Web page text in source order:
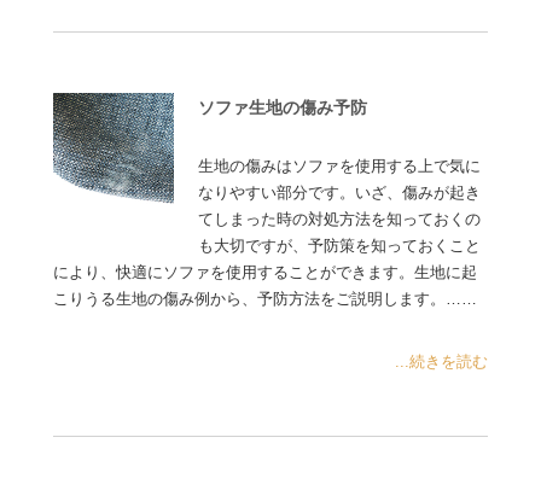
ソファ生地の傷み予防
生地の傷みはソファを使用する上で気に
なりやすい部分です。いざ、傷みが起き
てしまった時の対処方法を知っておくの
も大切ですが、予防策を知っておくこと
により、快適にソファを使用することができます。生地に起
こりうる生地の傷み例から、予防方法をご説明します。……
...続きを読む